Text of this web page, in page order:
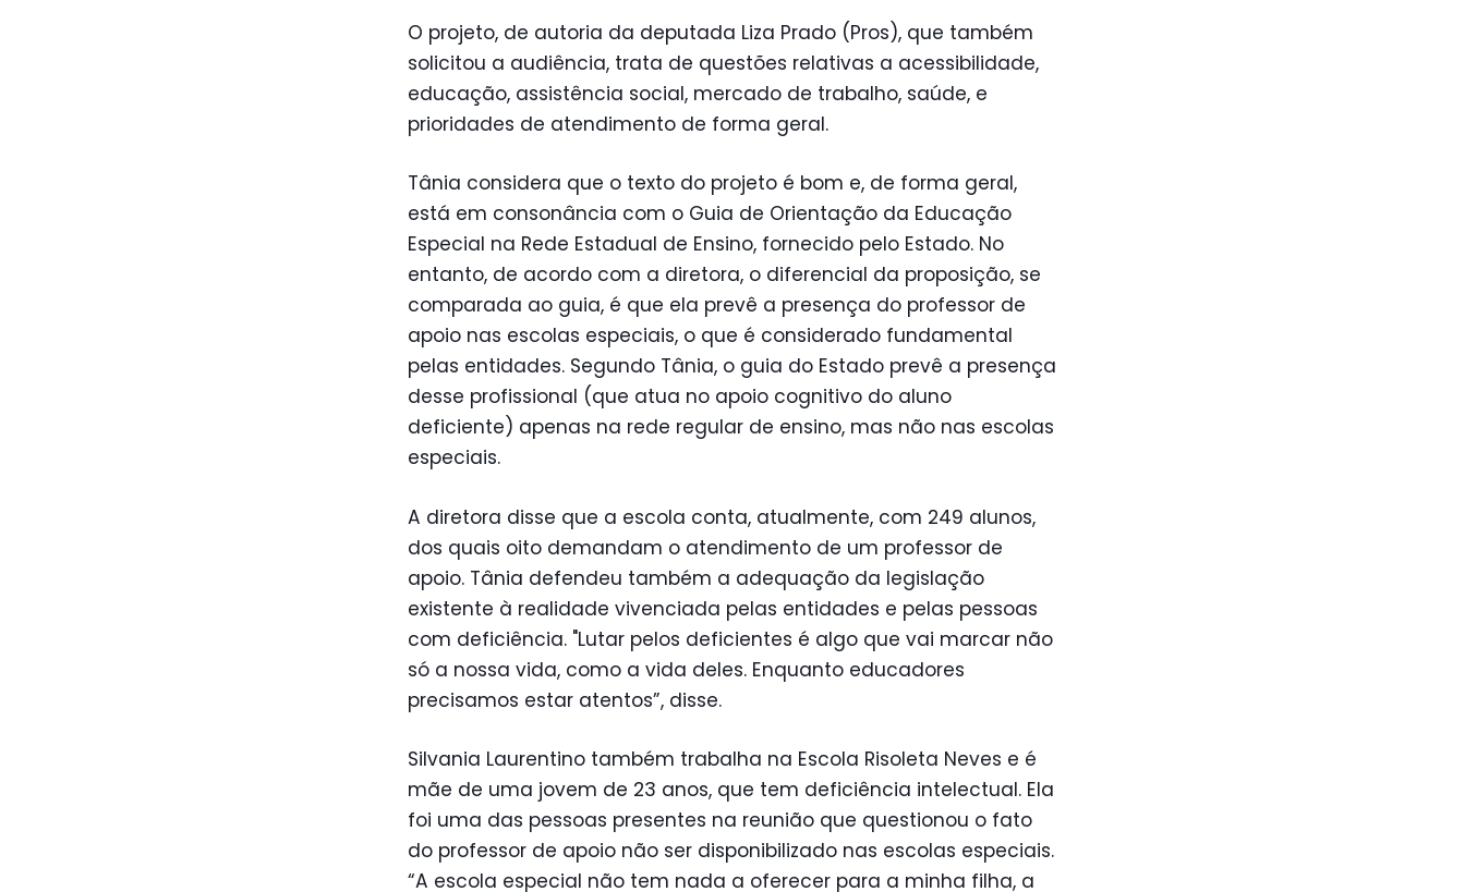
O projeto, de autoria da deputada Liza Prado (Pros), que também
solicitou a audiência, trata de questões relativas a acessibilidade,
educação, assistência social, mercado de trabalho, saúde, e
prioridades de atendimento de forma geral.
Tânia considera que o texto do projeto é bom e, de forma geral,
está em consonância com o Guia de Orientação da Educação
Especial na Rede Estadual de Ensino, fornecido pelo Estado. No
entanto, de acordo com a diretora, o diferencial da proposição, se
comparada ao guia, é que ela prevê a presença do professor de
apoio nas escolas especiais, o que é considerado fundamental
pelas entidades. Segundo Tânia, o guia do Estado prevê a presença
desse profissional (que atua no apoio cognitivo do aluno
deficiente) apenas na rede regular de ensino, mas não nas escolas
especiais.
A diretora disse que a escola conta, atualmente, com 249 alunos,
dos quais oito demandam o atendimento de um professor de
apoio. Tânia defendeu também a adequação da legislação
existente à realidade vivenciada pelas entidades e pelas pessoas
com deficiência. "Lutar pelos deficientes é algo que vai marcar não
só a nossa vida, como a vida deles. Enquanto educadores
precisamos estar atentos”, disse.
Silvania Laurentino também trabalha na Escola Risoleta Neves e é
mãe de uma jovem de 23 anos, que tem deficiência intelectual. Ela
foi uma das pessoas presentes na reunião que questionou o fato
do professor de apoio não ser disponibilizado nas escolas especiais.
“A escola especial não tem nada a oferecer para a minha filha, a